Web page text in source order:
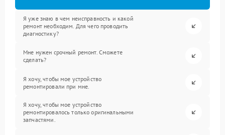
Я уже знаю в чем неисправность и какой
ремонт необходим. Для чего проводить
диагностику?
Мне нужен срочный ремонт. Сможете
сделать?
Я хочу, чтобы мое устройство
ремонтировали при мне.
Я хочу, чтобы мое устройство
ремонтировалось только оригинальными
запчастями.